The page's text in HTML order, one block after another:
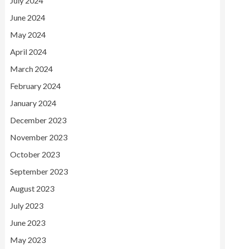
June 2024
May 2024
April 2024
March 2024
February 2024
January 2024
December 2023
November 2023
October 2023
September 2023
August 2023
July 2023
June 2023
May 2023